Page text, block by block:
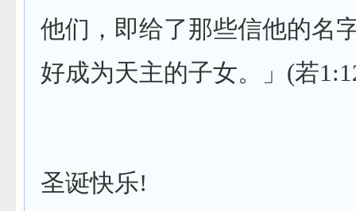
他们，即给了那些信他的名
好成为天主的子女。」(若
圣诞快乐!